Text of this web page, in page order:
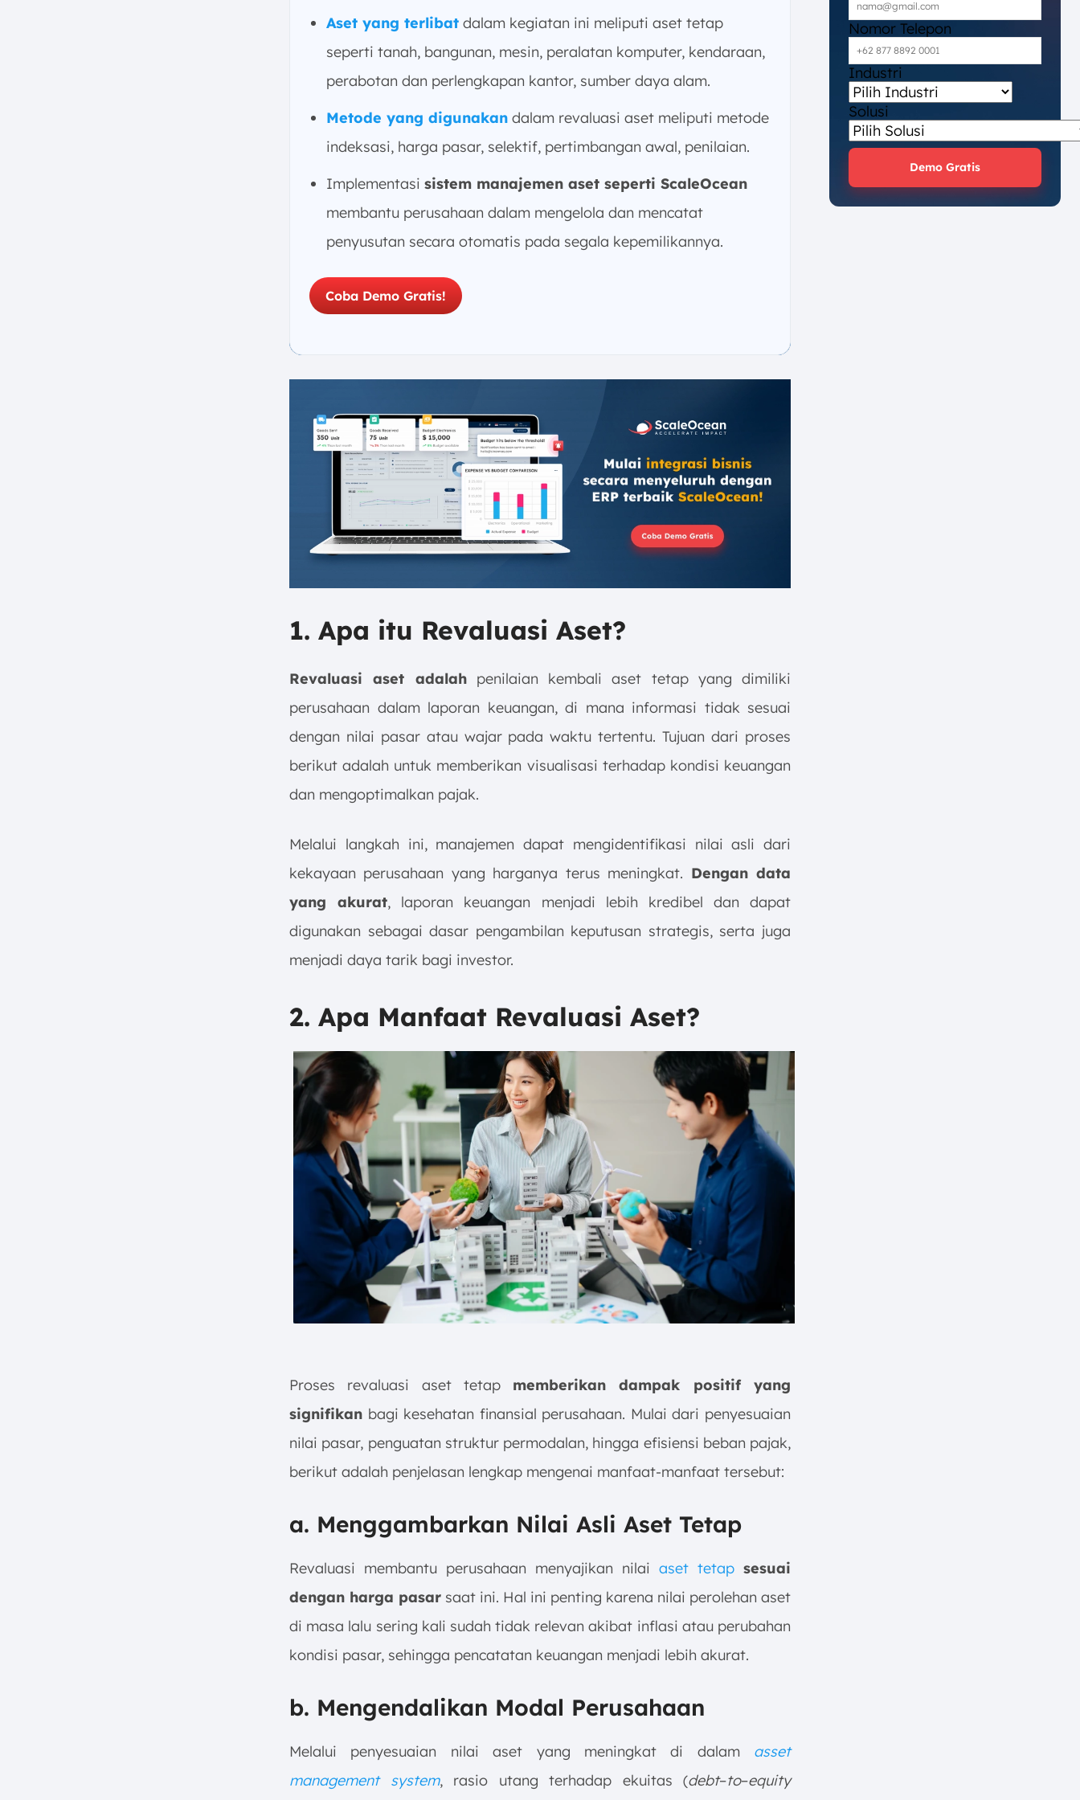
Aset yang terlibat dalam kegiatan ini meliputi aset tetap
seperti tanah, bangunan, mesin, peralatan komputer, kendaraan,
perabotan dan perlengkapan kantor, sumber daya alam.
Metode yang digunakan dalam revaluasi aset meliputi metode
indeksasi, harga pasar, selektif, pertimbangan awal, penilaian.
Implementasi sistem manajemen aset seperti ScaleOcean
membantu perusahaan dalam mengelola dan mencatat
penyusutan secara otomatis pada segala kepemilikannya.
Coba Demo Gratis!
1. Apa itu Revaluasi Aset?
Revaluasi aset adalahpenilaian kembali aset tetap yang dimiliki
perusahaan dalam laporan keuangan, di mana informasi tidak sesuai
dengan nilai pasar atau wajar pada waktu tertentu. Tujuan dari proses
berikut adalah untuk memberikan visualisasi terhadap kondisi keuangan
dan mengoptimalkan pajak.
Melalui langkah ini, manajemen dapat mengidentifikasi nilai asli dari
kekayaan perusahaan yang harganya terus meningkat. Dengan data
yang akurat, laporan keuangan menjadi lebih kredibel dan dapat
digunakan sebagai dasar pengambilan keputusan strategis, serta juga
menjadi daya tarik bagi investor.
2. Apa Manfaat Revaluasi Aset?
Proses revaluasi aset tetap memberikan dampak positif yang
signifikan bagi kesehatan finansial perusahaan. Mulai dari penyesuaian
nilai pasar, penguatan struktur permodalan, hingga efisiensi beban pajak,
berikut adalah penjelasan lengkap mengenai manfaat-manfaat tersebut:
a. Menggambarkan Nilai Asli Aset Tetap
Revaluasi membantu perusahaan menyajikan nilai aset tetap sesuai
dengan harga pasar saat ini. Hal ini penting karena nilai perolehan aset
di masa lalu sering kali sudah tidak relevan akibat inflasi atau perubahan
kondisi pasar, sehingga pencatatan keuangan menjadi lebih akurat.
b. Mengendalikan Modal Perusahaan
Melalui penyesuaian nilai aset yang meningkat di dalam asset
management system, rasio utang terhadap ekuitas (debt–to–equity
Nomor Telepon
Industri
Solusi
Demo Gratis